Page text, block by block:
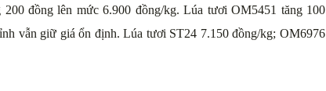
đồng lên mức 6.900 đồng/kg. Lúa tươi OM5451 tăng 100
vẫn giữ giá ổn định. Lúa tươi ST24 7.150 đồng/kg; OM6976